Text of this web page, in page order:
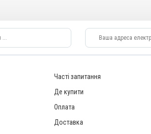
Часті запитання
Де купити
Оплата
Доставка